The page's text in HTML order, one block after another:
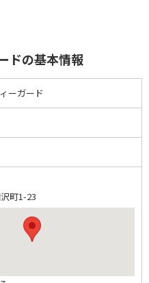
ドの基本情報
ーガード
町1-23